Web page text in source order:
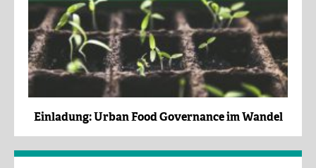
Einladung: Urban Food Governance im Wandel